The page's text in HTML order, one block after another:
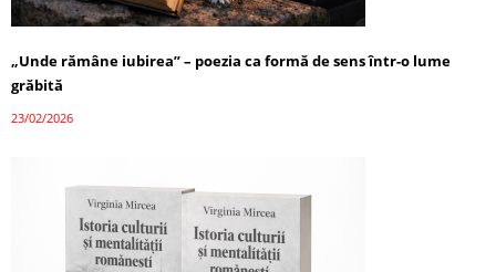
„Unde rămâne iubirea” – poezia ca formă de sens într-o lume
grăbită
23/02/2026